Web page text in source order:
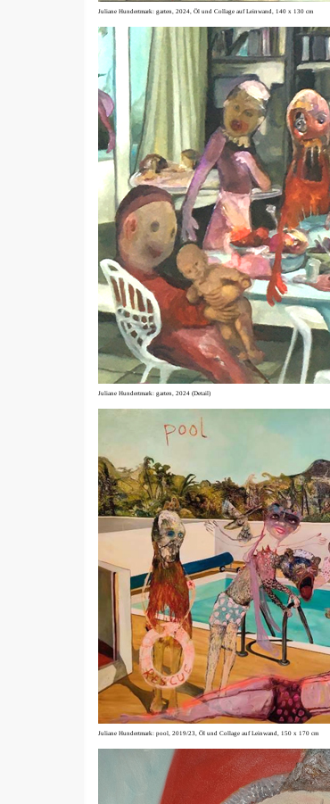
Juliane Hundertmark: garten, 2024, Öl und Collage auf Leinwand, 140 x 130 cm
Juliane Hundertmark: garten, 2024 (Detail)
Juliane Hundertmark: pool, 2019/23, Öl und Collage auf Leinwand, 150 x 170 cm